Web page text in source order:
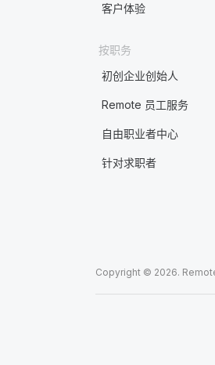
客户体验
按职务
初创企业创始人
Remote 员工服务
自由职业者中心
针对求职者
Copyright © 2026.